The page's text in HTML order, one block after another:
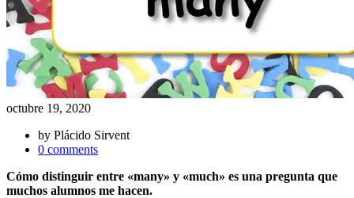
octubre 19, 2020
by Plácido Sirvent
0 comments
Cómo distinguir entre «many» y «much» es una pregunta que
muchos alumnos me hacen.